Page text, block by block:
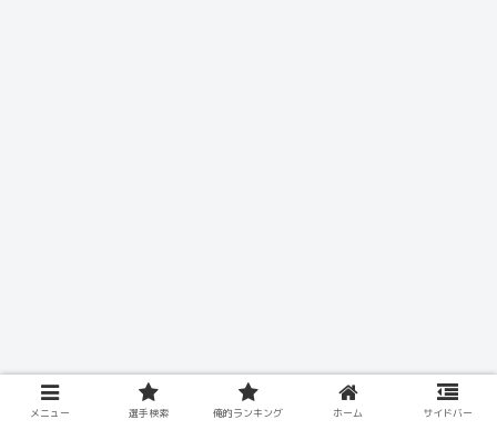
メニュー 選手検索 俺的ランキング ホーム サイドバー